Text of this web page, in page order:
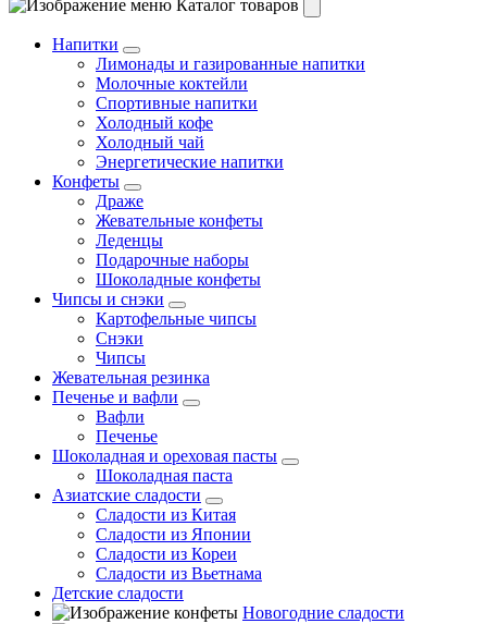
Каталог товаров
Напитки
Лимонады и газированные напитки
Молочные коктейли
Спортивные напитки
Холодный кофе
Холодный чай
Энергетические напитки
Конфеты
Драже
Жевательные конфеты
Леденцы
Подарочные наборы
Шоколадные конфеты
Чипсы и снэки
Картофельные чипсы
Снэки
Чипсы
Жевательная резинка
Печенье и вафли
Вафли
Печенье
Шоколадная и ореховая пасты
Шоколадная паста
Азиатские сладости
Сладости из Китая
Сладости из Японии
Сладости из Кореи
Сладости из Вьетнама
Детские сладости
Новогодние сладости